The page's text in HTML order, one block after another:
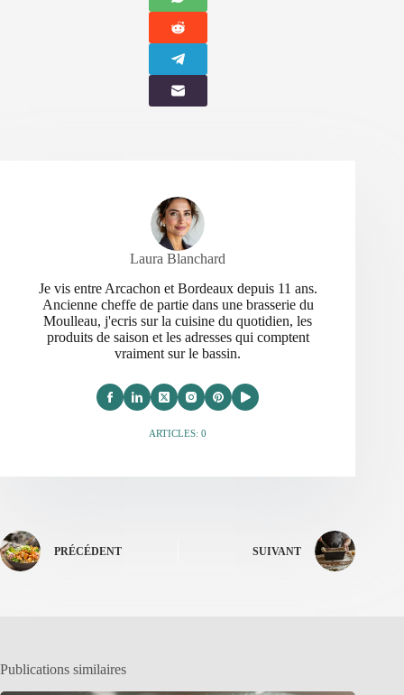
Laura Blanchard
Je vis entre Arcachon et Bordeaux depuis 11 ans.
Ancienne cheffe de partie dans une brasserie du
Moulleau, j'ecris sur la cuisine du quotidien, les
produits de saison et les adresses qui comptent
vraiment sur le bassin.
ARTICLES: 0
PRÉCÉDENT SUIVANT
Publications similaires